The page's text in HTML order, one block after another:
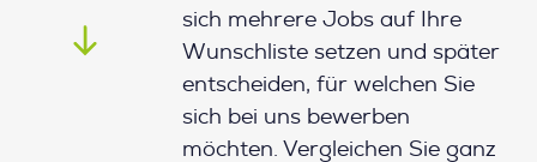
sich mehrere Jobs auf Ihre
Wunschliste setzen und später
entscheiden, für welchen Sie
sich bei uns bewerben
möchten. Vergleichen Sie ganz